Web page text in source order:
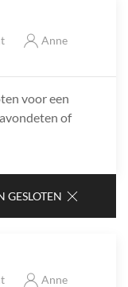
Anne
voor een
of
GESLOTEN
Anne